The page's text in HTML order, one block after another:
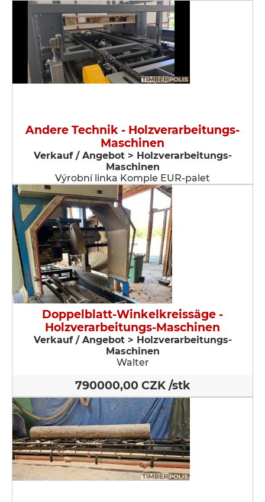
Andere Technik - Holzverarbeitungs-
Maschinen
Verkauf / Angebot > Holzverarbeitungs-
Maschinen
Výrobní linka Komple EUR-palet
Doppelblatt-Winkelkreissäge -
Holzverarbeitungs-Maschinen
Verkauf / Angebot > Holzverarbeitungs-
Maschinen
Walter
790000,00 CZK /stk